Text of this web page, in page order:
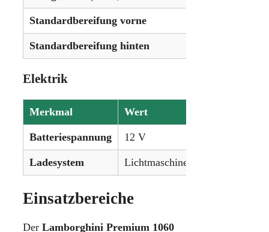
Standardbereifung vorne
Standardbereifung hinten
Elektrik
Merkmal Wert
Batteriespannung 12 V
Ladesystem Lichtmaschine (Wechselstrom)
Einsatzbereiche
Der Lamborghini Premium 1060